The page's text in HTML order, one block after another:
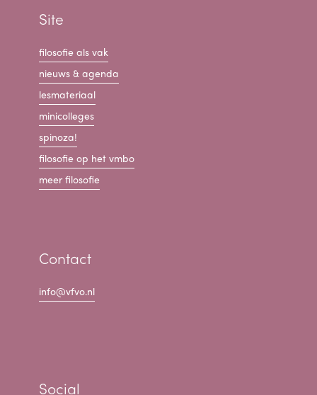
Site
filosofie als vak
nieuws & agenda
lesmateriaal
minicolleges
spinoza!
filosofie op het vmbo
meer filosofie
Contact
info@vfvo.nl
Social